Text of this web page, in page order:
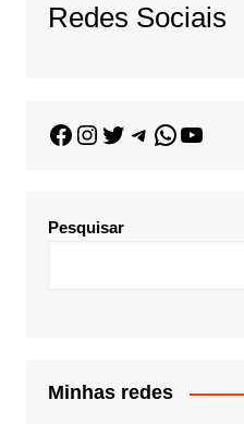
Redes Sociais
Pesquisar
Minhas redes